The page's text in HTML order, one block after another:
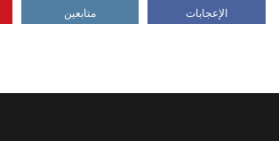
الإعجابات متابعين